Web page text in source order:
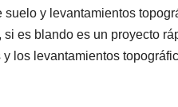
suelo y levantamientos
si es blando es un proyecto
los levantamientos